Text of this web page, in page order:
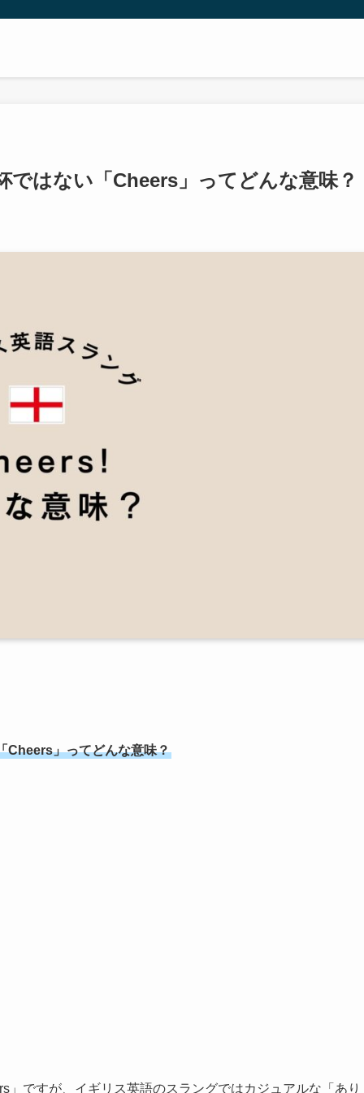
はない「Cheers」ってどんな意味？
Cheers」ってどんな意味？
ですが、イギリス英語のスラングではカジュアルな「あり